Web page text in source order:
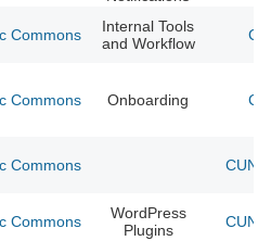
Commons
Internal Tools
and Workflow
Commons Onboarding
Commons
Commons
WordPress
Plugins